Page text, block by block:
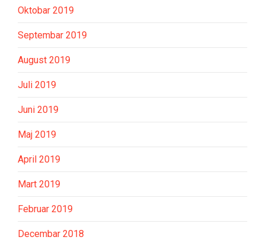
Oktobar 2019
Septembar 2019
August 2019
Juli 2019
Juni 2019
Maj 2019
April 2019
Mart 2019
Februar 2019
Decembar 2018